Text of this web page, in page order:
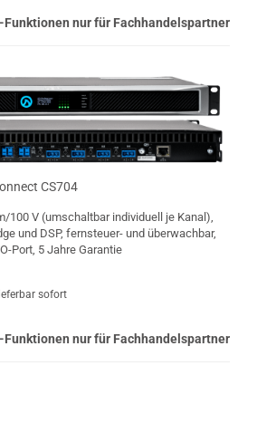
Funktionen nur für Fachhandelspartner
CS704
100 V (umschaltbar individuell je Kanal),
und DSP, fernsteuer- und überwachbar,
Port, 5 Jahre Garantie
sofort
Funktionen nur für Fachhandelspartner